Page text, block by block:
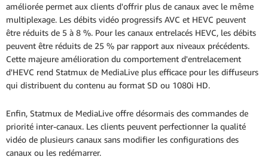
améliorée permet aux clients d'offrir plus de canaux avec le même
multiplexage. Les débits vidéo progressifs AVC et HEVC peuvent
être réduits de 5 à 8 %. Pour les canaux entrelacés HEVC, les débits
peuvent être réduits de 25 % par rapport aux niveaux précédents.
Cette majeure amélioration du comportement d'entrelacement
d'HEVC rend Statmux de MediaLive plus efficace pour les diffuseurs
qui distribuent du contenu au format SD ou 1080i HD.
Enfin, Statmux de MediaLive offre désormais des commandes de
priorité inter-canaux. Les clients peuvent perfectionner la qualité
vidéo de plusieurs canaux sans modifier les configurations des
canaux ou les redémarrer.